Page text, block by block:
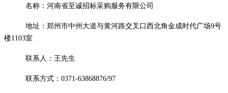
名称：河南省至诚招标采购服务有限公司
地址：郑州市中州大道与黄河路交叉口西北角金成时代广场9号
楼1103室
联系人：王先生
联系方式： 0371-63868876/97